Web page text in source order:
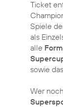
Ticket
Spiele
als
alle
sowie
Wer